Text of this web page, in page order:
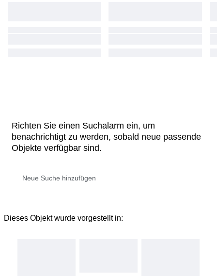
Richten Sie einen Suchalarm ein, um
benachrichtigt zu werden, sobald neue passende
Objekte verfügbar sind.
Dieses Objekt wurde vorgestellt in: